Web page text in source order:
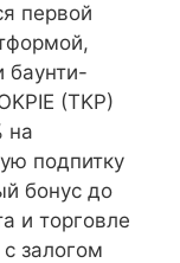
первой
баунти-
(TKP)
на
подпитку
бонус до
и торговле
залогом